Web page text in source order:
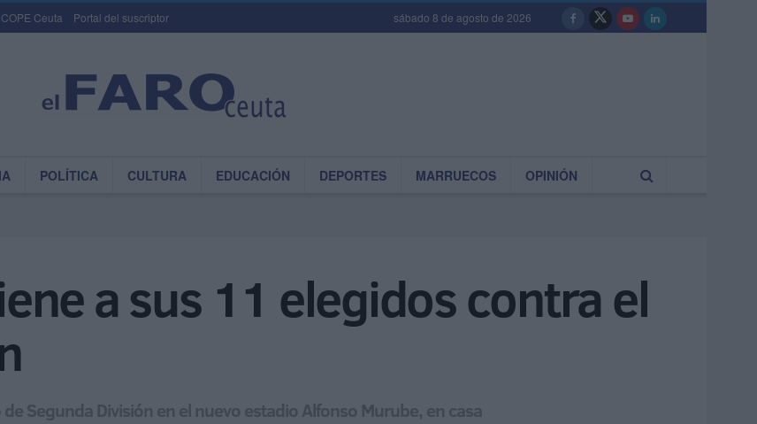
COPE Ceuta Portal del suscriptor sábado 8 de agosto de 2026
POLÍTICA CULTURA EDUCACIÓN DEPORTES MARRUECOS OPINIÓN
a sus 11 elegidos contra el
Segunda División en el nuevo estadio Alfonso Murube, en casa